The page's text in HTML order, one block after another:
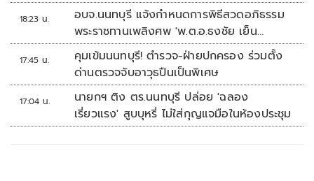
18:23 น.
อบจ.นนทบุรี แจ้งกำหนดการพิธีสวดอภิธรรม
พระราชทานเพลิงศพ 'พ.ต.อ.ธงชัย เย็น
ประเสริฐ'
17:45 น.
คุมเข้มนนทบุรี! ตำรวจ-ฝ่ายปกครอง ร่วมตั้ง
ด่านตรวจจับอาวุธปืนเป็นพิเศษ
17:04 น.
นายกฯ ติง ตร.นนทบุรี ปล่อย 'ฉลอง
เรี่ยวแรง' สูบบุหรี่ ไม่ใส่กุญแจมือในห้องประชุม